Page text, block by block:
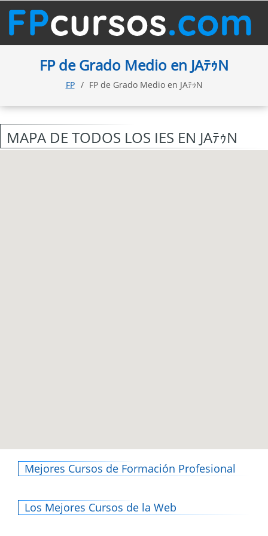
FP de Grado Medio en JAﾃｩN
FP FP de Grado Medio en JAﾃｩN
MAPA DE TODOS LOS IES EN JAﾃｩN
Mejores Cursos de Formación Profesional
Los Mejores Cursos de la Web